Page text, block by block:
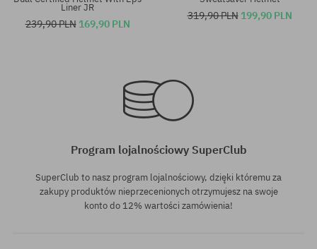
Liner JR
239,90 PLN 169,90 PLN
319,90 PLN 199,90 PLN
Program lojalnościowy SuperClub
SuperClub to nasz program lojalnościowy, dzięki któremu za
zakupy produktów nieprzecenionych otrzymujesz na swoje
konto do 12% wartości zamówienia!